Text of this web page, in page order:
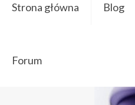
Strona główna Blog
Forum